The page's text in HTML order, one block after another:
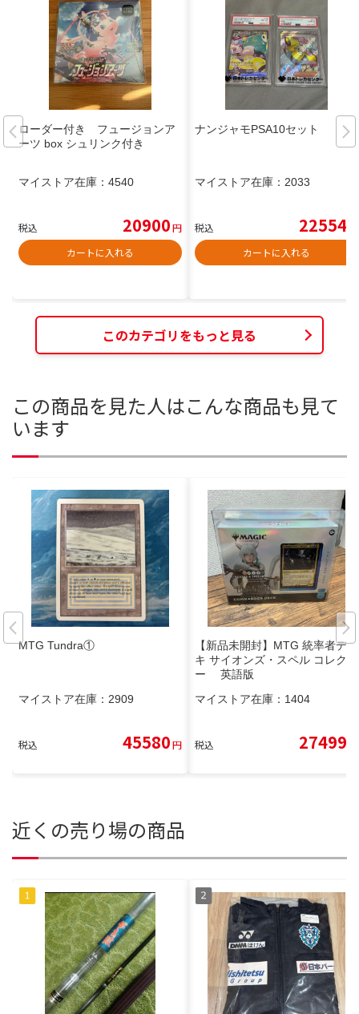
ローダー付き フュージョンア
ーツ box シュリンク付き
マイストア在庫： 4540
税込 20900円
カートに入れる
ナンジャモPSA10セット
マイストア在庫： 2033
税込 22554
カートに入れる
このカテゴリをもっと見る
この商品を見た人はこんな商品も見て
います
MTG Tundra①
マイストア在庫： 2909
税込 45580円
【新品未開封】MTG 統率者デッ
キ サイオンズ・スペル コレクタ
ー 英語版
マイストア在庫： 1404
税込 27499
近くの売り場の商品